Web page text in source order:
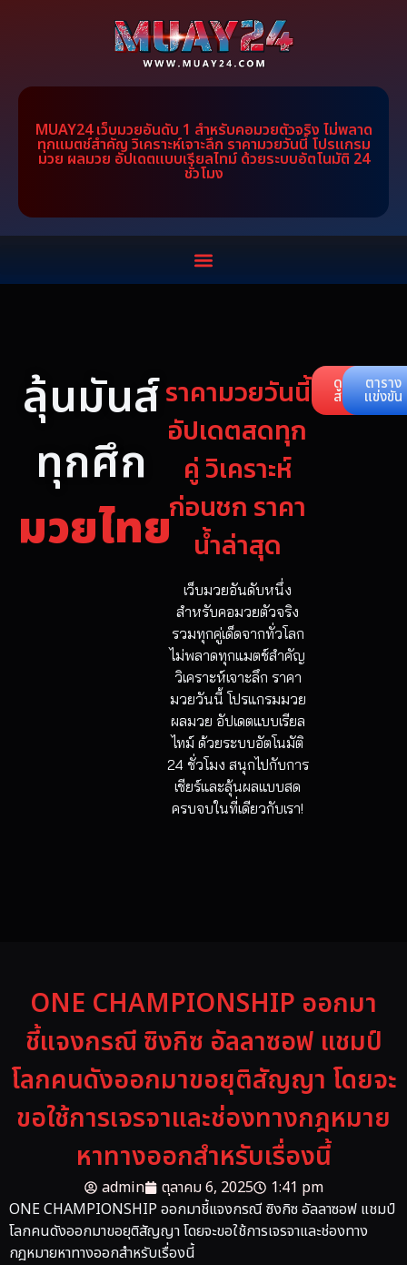
MUAY24 เว็บมวยอันดับ 1 สำหรับคอมวยตัวจริง ไม่พลาด
ทุกแมตช์สำคัญ วิเคราะห์เจาะลึก ราคามวยวันนี้ โปรแกรม
มวย ผลมวย อัปเดตแบบเรียลไทม์ ด้วยระบบอัตโนมัติ 24
ชั่วโมง
ลุ้นมันส์
ทุกศึก
มวยไทย
ราคามวยวันนี้
อัปเดตสดทุก
คู่ วิเคราะห์
ก่อนชก ราคา
น้ำล่าสุด
เว็บมวยอันดับหนึ่ง
สำหรับคอมวยตัวจริง
รวมทุกคู่เด็ดจากทั่วโลก
ไม่พลาดทุกแมตช์สำคัญ
วิเคราะห์เจาะลึก ราคา
มวยวันนี้ โปรแกรมมวย
ผลมวย อัปเดตแบบเรียล
ไทม์ ด้วยระบบอัตโนมัติ
24 ชั่วโมง สนุกไปกับการ
เชียร์และลุ้นผลแบบสด
ครบจบในที่เดียวกับเรา!
ดูคู่
สด
ตาราง
แข่งขัน
ONE CHAMPIONSHIP ออกมา
ชี้แจงกรณี ซิงกิซ อัลลาซอฟ แชมป์
โลกคนดังออกมาขอยุติสัญญา โดยจะ
ขอใช้การเจรจาและช่องทางกฎหมาย
หาทางออกสำหรับเรื่องนี้
admin ตุลาคม 6, 2025
1:41 pm
ONE CHAMPIONSHIP ออกมาชี้แจงกรณี ซิงกิซ อัลลาซอฟ แชมป์
โลกคนดังออกมาขอยุติสัญญา โดยจะขอใช้การเจรจาและช่องทาง
กฎหมายหาทางออกสำหรับเรื่องนี้